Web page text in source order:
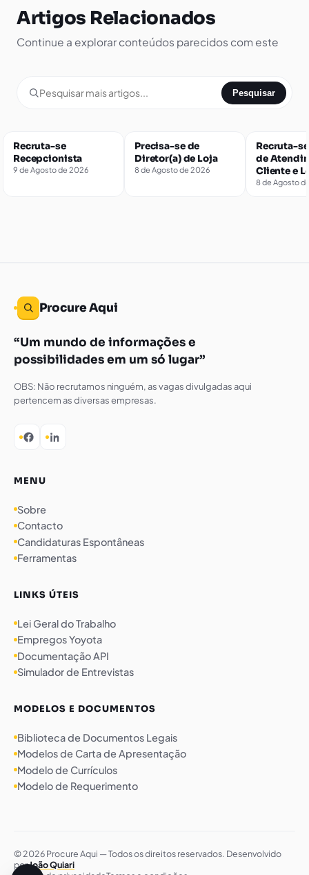
Artigos Relacionados
Continue a explorar conteúdos parecidos com este
Pesquisar
Recruta-se
Recepcionista
9 de Agosto de 2026
Precisa-se de
Diretor(a) de Loja
8 de Agosto de 2026
Recruta-
de
Cliente e
8 de Agosto
Procure Aqui
Um mundo de informações e
possibilidades em um só lugar
OBS: Não recrutamos ninguém, as vagas divulgadas aqui
pertencem as diversas empresas.
MENU
Sobre
Contacto
Candidaturas Espontâneas
Ferramentas
LINKS ÚTEIS
Lei Geral do Trabalho
Empregos Yoyota
Documentação API
Simulador de Entrevistas
MODELOS E DOCUMENTOS
Biblioteca de Documentos Legais
Modelos de Carta de Apresentação
Modelo de Currículos
Modelo de Requerimento
© 2026 Procure Aqui — Todos os direitos reservados. Desenvolvido
porJoão Quiari